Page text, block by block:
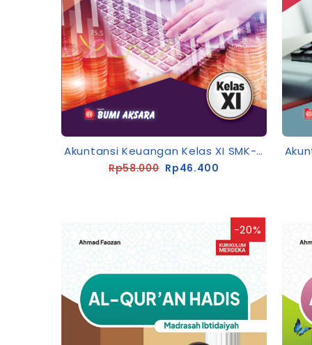
Akuntansi Keuangan Kelas XI SMK-C3 [K13-Rev]
Rp58.000 Rp46.400
-20%